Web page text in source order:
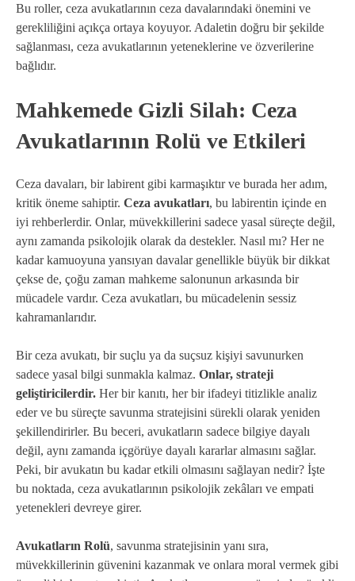
Bu roller, ceza avukatlarının ceza davalarındaki önemini ve
gerekliliğini açıkça ortaya koyuyor. Adaletin doğru bir şekilde
sağlanması, ceza avukatlarının yeteneklerine ve özverilerine
bağlıdır.
Mahkemede Gizli Silah: Ceza
Avukatlarının Rolü ve Etkileri
Ceza davaları, bir labirent gibi karmaşıktır ve burada her adım,
kritik öneme sahiptir. Ceza avukatları, bu labirentin içinde en
iyi rehberlerdir. Onlar, müvekkillerini sadece yasal süreçte değil,
aynı zamanda psikolojik olarak da destekler. Nasıl mı? Her ne
kadar kamuoyuna yansıyan davalar genellikle büyük bir dikkat
çekse de, çoğu zaman mahkeme salonunun arkasında bir
mücadele vardır. Ceza avukatları, bu mücadelenin sessiz
kahramanlarıdır.
Bir ceza avukatı, bir suçlu ya da suçsuz kişiyi savunurken
sadece yasal bilgi sunmakla kalmaz. Onlar, strateji
geliştiricilerdir. Her bir kanıtı, her bir ifadeyi titizlikle analiz
eder ve bu süreçte savunma stratejisini sürekli olarak yeniden
şekillendirirler. Bu beceri, avukatların sadece bilgiye dayalı
değil, aynı zamanda içgörüye dayalı kararlar almasını sağlar.
Peki, bir avukatın bu kadar etkili olmasını sağlayan nedir? İşte
bu noktada, ceza avukatlarının psikolojik zekâları ve empati
yetenekleri devreye girer.
Avukatların Rolü, savunma stratejisinin yanı sıra,
müvekkillerinin güvenini kazanmak ve onlara moral vermek gibi